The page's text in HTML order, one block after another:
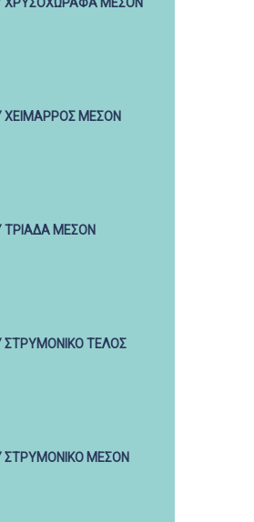
ΧΕΙΜΑΡΡΟΣ ΜΕΣΟΝ
ΤΡΙΑΔΑ ΜΕΣΟΝ
ΣΤΡΥΜΟΝΙΚΟ ΤΕΛΟΣ
ΣΤΡΥΜΟΝΙΚΟ ΜΕΣΟΝ